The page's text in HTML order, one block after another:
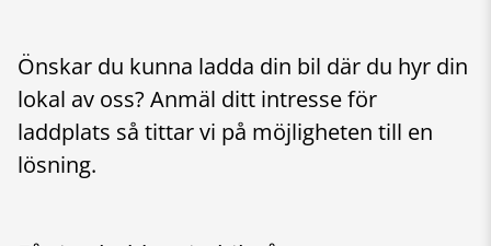
Önskar du kunna ladda din bil där du hyr din
lokal av oss? Anmäl ditt intresse för
laddplats så tittar vi på möjligheten till en
lösning.